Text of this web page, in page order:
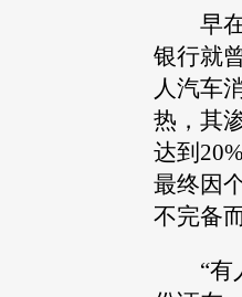
早在
银行就
人汽车
热，其
达到
最终因
不完备
“有